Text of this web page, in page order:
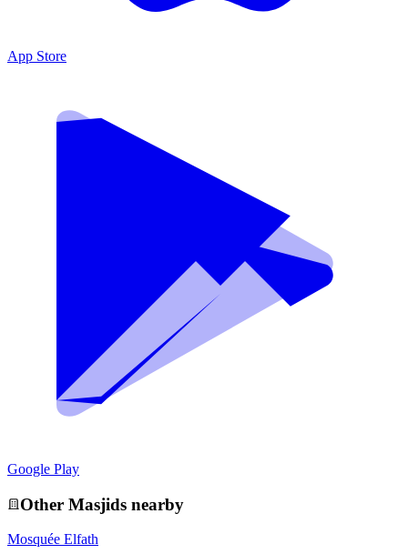
App Store
Google Play
Other Masjids nearby
Mosquée Elfath